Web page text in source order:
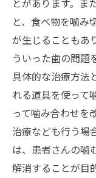
とがあります。ま
と、食べ物を噛み
が生じることもあ
ういった歯の問題
具体的な治療方法
れる道具を使って
って噛み合わせを
治療なども行う場
は、患者さんの噛
解消することが目